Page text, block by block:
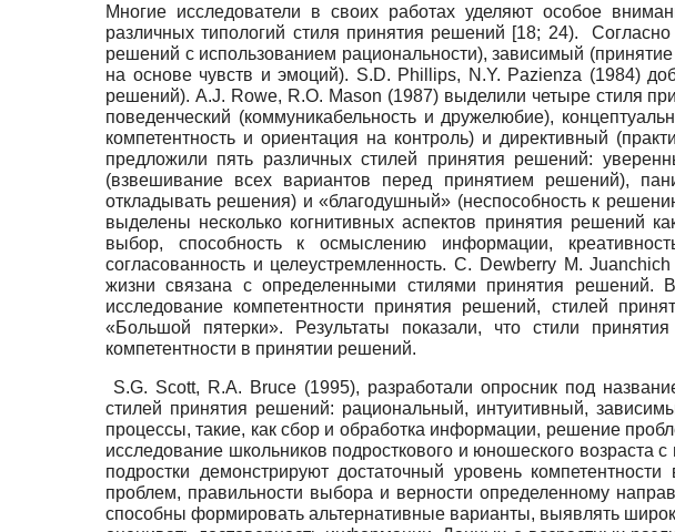
Многие исследователи в своих работах уделяют особое
различных типологий стиля принятия решений [18; 24).
решений с использованием рациональности), зависимый
на основе чувств и эмоций). S.D. Phillips, N.Y. Pazienza (1984)
решений). A.J. Rowe, R.O. Mason (1987) выделили четыре стиля
поведенческий (коммуникабельность и дружелюбие),
компетентность и ориентация на контроль) и директивный
предложили пять различных стилей принятия решений:
(взвешивание всех вариантов перед принятием решений),
откладывать решения) и «благодушный» (неспособность к
выделены несколько когнитивных аспектов принятия решений
выбор, способность к осмыслению информации,
согласованность и целеустремленность. C. Dewberry M.
жизни связана с определенными стилями принятия решений.
исследование компетентности принятия решений, стилей
«Большой пятерки». Результаты показали, что стили
компетентности в принятии решений.
S.G. Scott, R.A. Bruce (1995), разработали опросник под
стилей принятия решений: рациональный, интуитивный,
процессы, такие, как сбор и обработка информации, решение
исследование школьников подросткового и юношеского
подростки демонстрируют достаточный уровень
проблем, правильности выбора и верности определенному
способны формировать альтернативные варианты, выявлять